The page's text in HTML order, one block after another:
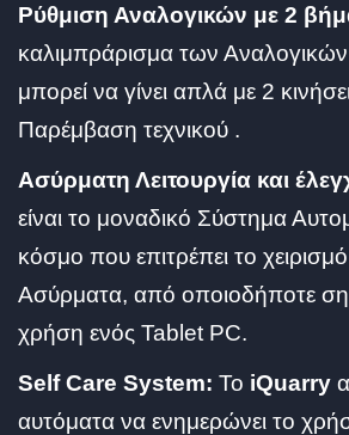
Ρύθμιση Αναλογικών με 2
καλιμπράρισμα των
μπορεί να γίνει απλά με 2
Παρέμβαση τεχνικού .
Ασύρματη Λειτουργία και
είναι το μοναδικό Σύστημα
κόσμο που επιτρέπει το
Ασύρματα, από οποιοδήποτε
χρήση ενός Tablet PC.
Self Care System: Το iQuarry
αυτόματα να ενημερώνει το